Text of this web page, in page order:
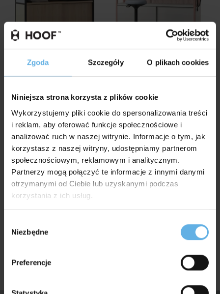
Zgoda Szczegóły O plikach cookies
Niniejsza strona korzysta z plików cookie
Wykorzystujemy pliki cookie do spersonalizowania treści
i reklam, aby oferować funkcje społecznościowe i
analizować ruch w naszej witrynie. Informacje o tym, jak
korzystasz z naszej witryny, udostępniamy partnerom
społecznościowym, reklamowym i analitycznym.
Partnerzy mogą połączyć te informacje z innymi danymi
otrzymanymi od Ciebie lub uzyskanymi podczas
korzystania z ich usług.
zgody
Niezbędne
Preferencje
ROZWOJU
Galeria